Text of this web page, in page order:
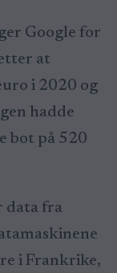
Google for
at
i 2020 og
hadde
bot på 520
data fra
i Frankrike,